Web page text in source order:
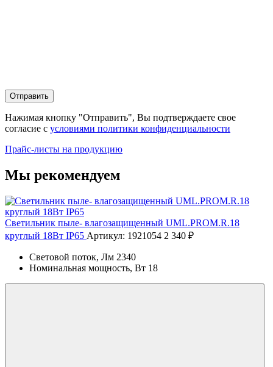
Отправить
Нажимая кнопку "Отправить", Вы подтверждаете свое
согласие с условиями политики конфиденциальности
Прайс-листы на продукцию
Мы рекомендуем
Светильник пыле- влагозащищенный UML.PROM.R.18
круглый 18Вт IP65 Артикул: 1921054 2 340 ₽
Световой поток, Лм 2340
Номинальная мощность, Вт 18